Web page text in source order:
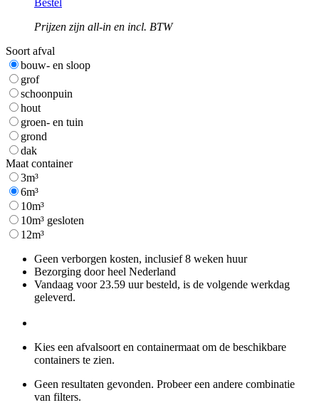
Bestel
Prijzen zijn all-in en incl. BTW
Soort afval
bouw- en sloop
grof
schoonpuin
hout
groen- en tuin
grond
dak
Maat container
3m³
6m³
10m³
10m³ gesloten
12m³
Geen verborgen kosten, inclusief 8 weken huur
Bezorging door heel Nederland
Vandaag voor 23.59 uur besteld, is de volgende werkdag
geleverd.
Kies een afvalsoort en containermaat om de beschikbare
containers te zien.
Geen resultaten gevonden. Probeer een andere combinatie
van filters.